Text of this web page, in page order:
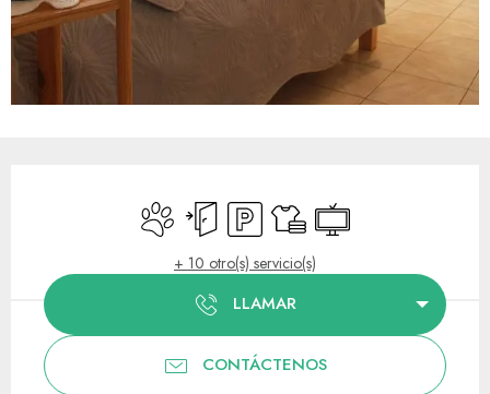
Se aceptan animales
Entrada independiente
Aparcamiento
Sábanas y ropa de cama
Televisión
+ 10 otro(s) servicio(s)
LLAMAR
CONTÁCTENOS